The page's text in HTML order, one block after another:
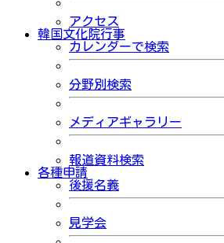
アクセス
韓国文化院行事
カレンダーで検索
分野別検索
メディアギャラリー
報道資料検索
各種申請
後援名義
見学会